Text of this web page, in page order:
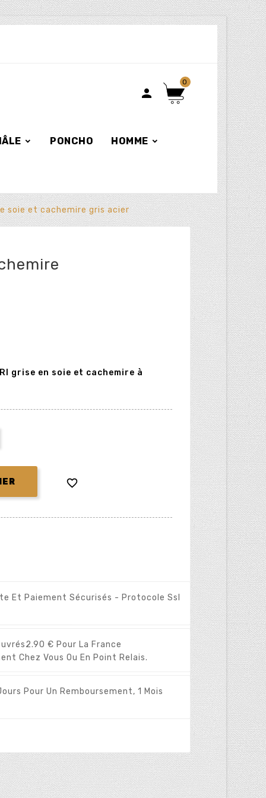

0
PONCHO HOMME
soie et cachemire gris acier
grise en soie et cachemire à

Et Paiement Sécurisés - Protocole Ssl
2.90 € Pour La France
Chez Vous Ou En Point Relais.
Pour Un Remboursement, 1 Mois